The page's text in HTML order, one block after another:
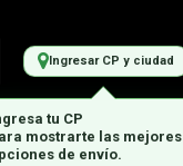
Ingresar CP y ciudad
PERIFERICOS
tu CP
mostrarte las mejores
de envío.